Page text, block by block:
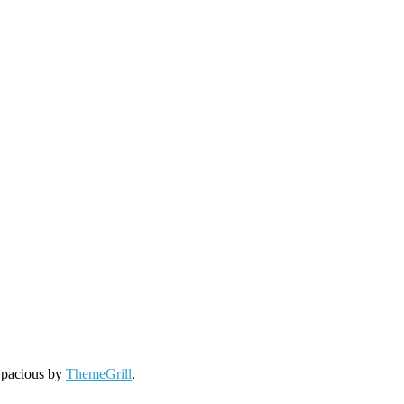
by ThemeGrill.